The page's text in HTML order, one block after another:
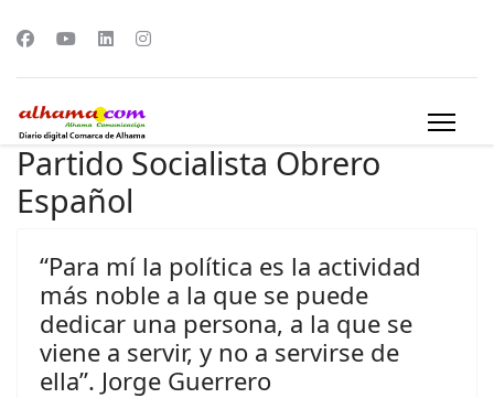
Partido Socialista Obrero
Español
“Para mí la política es la actividad
más noble a la que se puede
dedicar una persona, a la que se
viene a servir, y no a servirse de
ella”. Jorge Guerrero